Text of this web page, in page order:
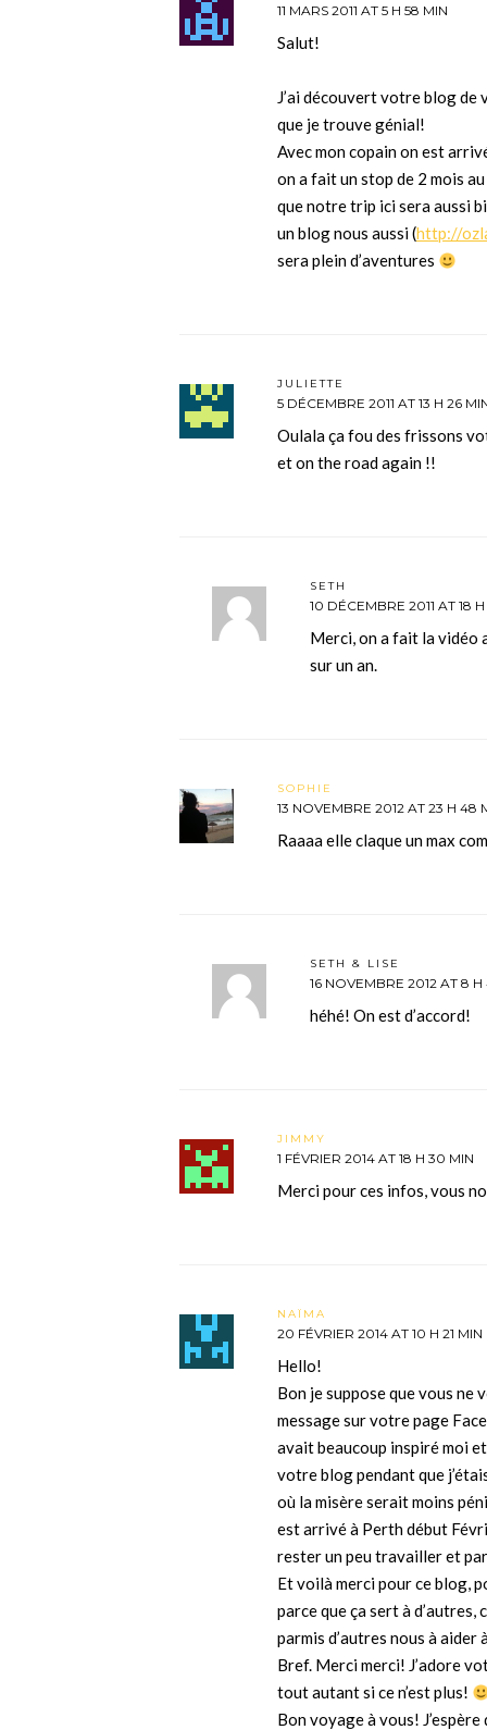
11 MARS 2011 AT 5 H 58 MIN
Salut!
J’ai découvert votre blog
que je trouve génial!
Avec mon copain on est
on a fait un stop de 2 mois
que notre trip ici sera aussi
un blog nous aussi (http://
sera plein d’aventures
JULIETTE
5 DÉCEMBRE 2011 AT 13 H 26
Oulala ça fou des frissons
et on the road again !!
SETH
10 DÉCEMBRE 2011 AT 18
Merci, on a fait la vidéo
sur un an.
SOPHIE
13 NOVEMBRE 2012 AT 23 H 48
Raaaa elle claque un max
SETH & LISE
16 NOVEMBRE 2012 AT 8
héhé! On est d’accord!
JIMMY
1 FÉVRIER 2014 AT 18 H 30 MIN
Merci pour ces infos, vous
NAÏMA
20 FÉVRIER 2014 AT 10 H 21 MIN
Hello!
Bon je suppose que vous ne
message sur votre page
avait beaucoup inspiré moi
votre blog pendant que
où la misère serait moins
est arrivé à Perth début
rester un peu travailler et
Et voilà merci pour ce blog,
parce que ça sert à d’autres,
parmis d’autres nous à aider
Bref. Merci merci! J’adore
tout autant si ce n’est plus!
Bon voyage à vous!